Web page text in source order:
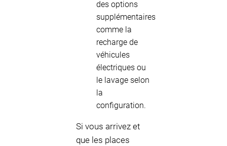
des options
supplémentaires
comme la
recharge de
véhicules
électriques ou
le lavage selon
la
configuration.
Si vous arrivez et
que les places